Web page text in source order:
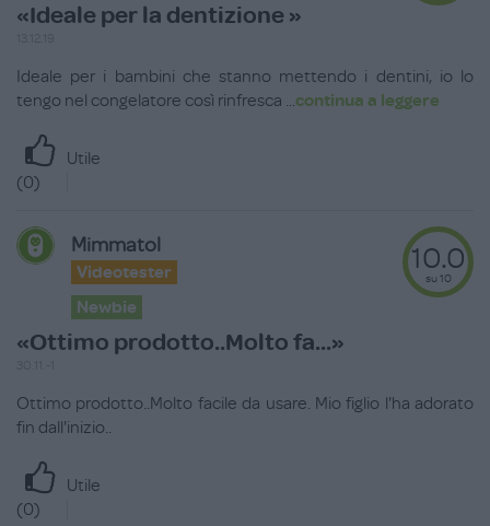
«Ideale per la dentizione »
Ideale per i bambini che stanno mettendo i dentini, io lo
tengo nel congelatore così rinfresca ...continua a leggere
Utile
(0)
Mimmatol
Videotester
Newbie
«Ottimo prodotto..Molto fa...»
10.0
su 10
Ottimo prodotto..Molto facile da usare. Mio figlio l'ha adorato
fin dall'inizio..
Utile
(0)